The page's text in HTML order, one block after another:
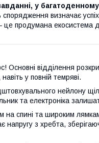
у
визначає успіх
продумана екосистема
Основні відділення
у повній темряві.
нейлону
та електроніка
спині та широким
напругу з хребта,